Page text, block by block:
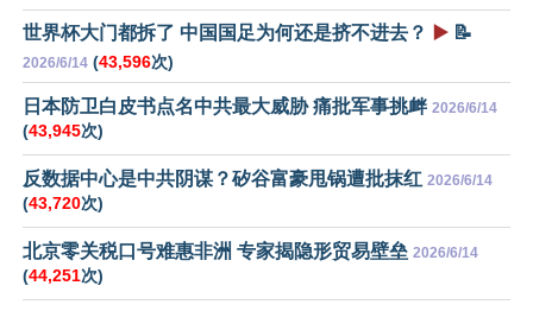
世界杯大门都拆了 中国国足为何还是挤不进去？ ▶️ 📝
2026/6/14 (43,596次)
日本防卫白皮书点名中共最大威胁 痛批军事挑衅 2026/6/14
(43,945次)
反数据中心是中共阴谋？矽谷富豪甩锅遭批抹红 2026/6/14
(43,720次)
北京零关税口号难惠非洲 专家揭隐形贸易壁垒 2026/6/14
(44,251次)